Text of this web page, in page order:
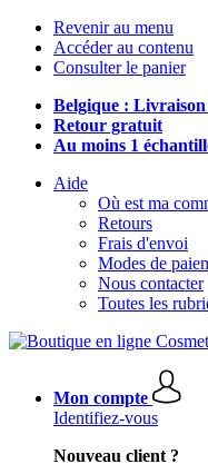
Revenir au menu
Accéder au contenu
Consulter le panier
Belgique :
Retour gratuit
Au moins 1
Aide
Où est ma
Retours
Frais d'envoi
Modes de
Nous contacter
Toutes les
Mon compte
Identifiez-vous
Nouveau client ?